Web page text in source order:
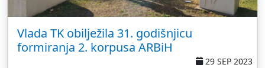
Vlada TK obilježila 31. godišnjicu
formiranja 2. korpusa ARBiH
29 SEP 2023